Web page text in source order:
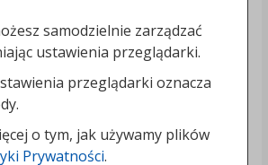
samodzielnie zarządzać
ustawienia przeglądarki.
przeglądarki oznacza
o tym, jak używamy plików
Prywatności.